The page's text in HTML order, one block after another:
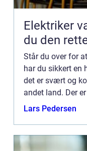
Elektriker vanløse
du den
Står du over for
har du sikkert en
det er svært og
andet land. Der
dig ind i. Bare
Lars Pedersen